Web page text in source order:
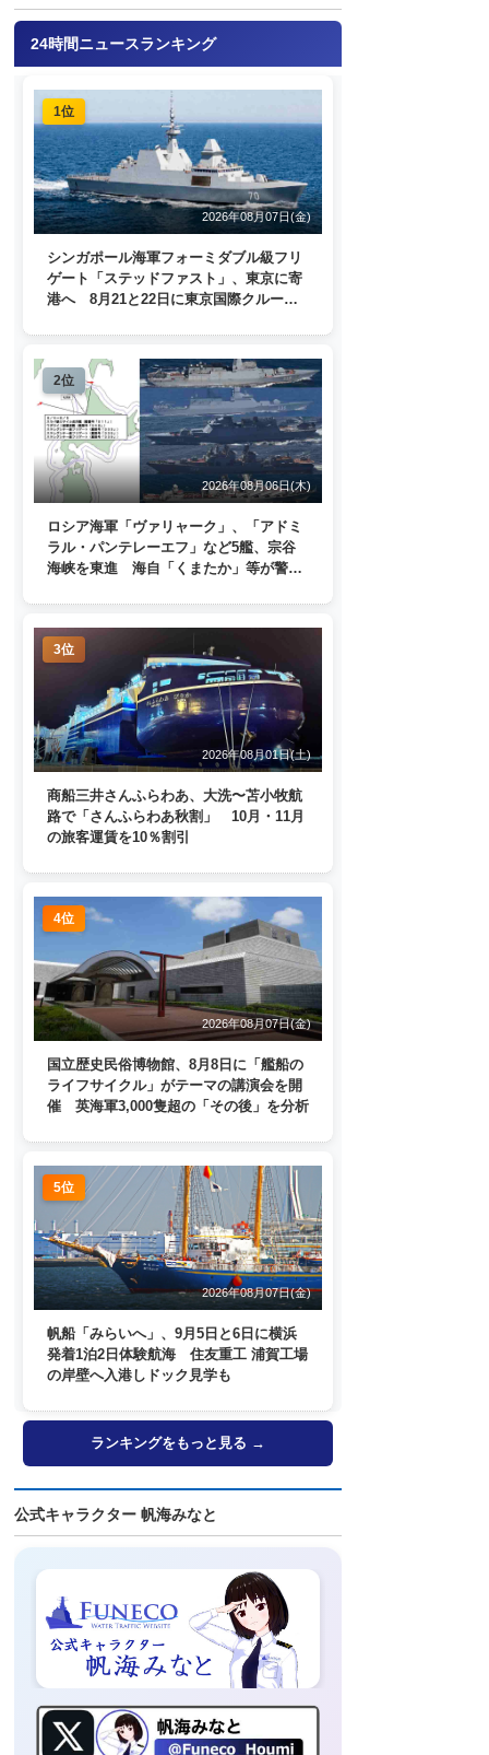
24時間ニュースランキング
1位
2026年08月07日(金)
シンガポール海軍フォーミダブル級フリ
ゲート「ステッドファスト」、東京に寄
港へ 8月21と22日に東京国際クルーズ
2位
2026年08月06日(木)
ロシア海軍「ヴァリャーク」、「アドミ
ラル・パンテレーエフ」など5艦、宗谷
海峡を東進 海自「くまたか」等が警戒
3位
2026年08月01日(土)
商船三井さんふらわあ、大洗〜苫小牧航
路で「さんふらわあ秋割」 10月・11月
の旅客運賃を10％割引
4位
2026年08月07日(金)
国立歴史民俗博物館、8月8日に「艦船の
ライフサイクル」がテーマの講演会を開
催 英海軍3,000隻超の「その後」を分析
5位
2026年08月07日(金)
帆船「みらいへ」、9月5日と6日に横浜
発着1泊2日体験航海 住友重工 浦賀工場
の岸壁へ入港しドック見学も
ランキングをもっと見る →
公式キャラクター 帆海みなと